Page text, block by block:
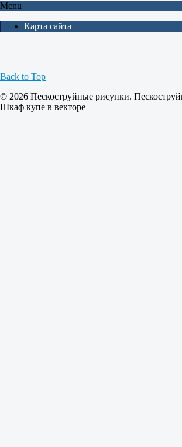
Menu
Карта сайта
Back to Top
© 2026 Пескоструйные рисунки.
Шкаф купе в векторе